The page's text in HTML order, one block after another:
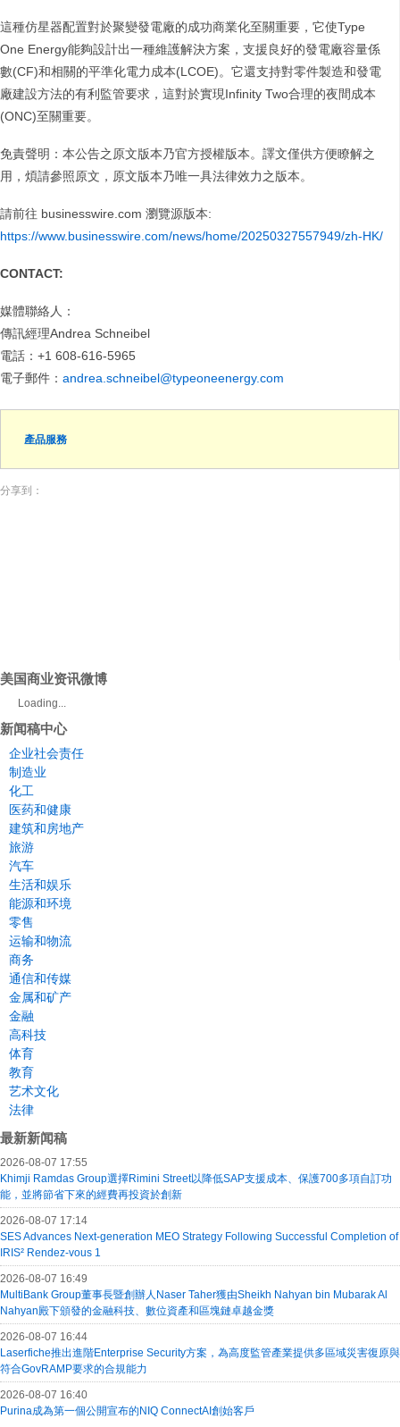
這種仿星器配置對於聚變發電廠的成功商業化至關重要，它使Type
One Energy能夠設計出一種維護解決方案，支援良好的發電廠容量係
數(CF)和相關的平準化電力成本(LCOE)。它還支持對零件製造和發電
廠建設方法的有利監管要求，這對於實現Infinity Two合理的夜間成本
(ONC)至關重要。
免責聲明：本公告之原文版本乃官方授權版本。譯文僅供方便瞭解之
用，煩請參照原文，原文版本乃唯一具法律效力之版本。
請前往 businesswire.com 瀏覽源版本:
https://www.businesswire.com/news/home/20250327557949/zh-HK/
CONTACT:
媒體聯絡人：
傳訊經理Andrea Schneibel
電話：+1 608-616-5965
電子郵件： andrea.schneibel@typeoneenergy.com
產品服務
分享到：
美国商业资讯微博
Loading...
新闻稿中心
企业社会责任
制造业
化工
医药和健康
建筑和房地产
旅游
汽车
生活和娱乐
能源和环境
零售
运输和物流
商务
通信和传媒
金属和矿产
金融
高科技
体育
教育
艺术文化
法律
最新新闻稿
2026-08-07 17:55
Khimji Ramdas Group選擇Rimini Street以降低SAP支援成本、保護700多項自訂功
能，並將節省下來的經費再投資於創新
2026-08-07 17:14
SES Advances Next-generation MEO Strategy Following Successful Completion of
IRIS² Rendez-vous 1
2026-08-07 16:49
MultiBank Group董事長暨創辦人Naser Taher獲由Sheikh Nahyan bin Mubarak Al
Nahyan殿下頒發的金融科技、數位資產和區塊鏈卓越金獎
2026-08-07 16:44
Laserfiche推出進階Enterprise Security方案，為高度監管產業提供多區域災害復原與
符合GovRAMP要求的合規能力
2026-08-07 16:40
Purina成為第一個公開宣布的NIQ ConnectAI創始客戶